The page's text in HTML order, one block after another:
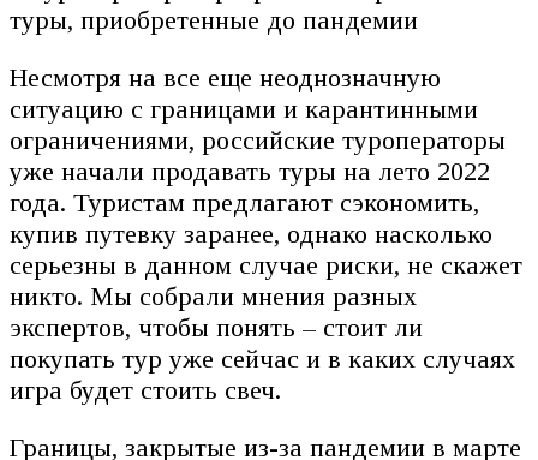
Несмотря на все еще неоднозначную
ситуацию с границами и карантинными
ограничениями, российские туроператоры
уже начали продавать туры на лето 2022
года. Туристам предлагают сэкономить,
купив путевку заранее, однако насколько
серьезны в данном случае риски, не скажет
никто. Мы собрали мнения разных
экспертов, чтобы понять – стоит ли
покупать тур уже сейчас и в каких случаях
игра будет стоить свеч.
Границы, закрытые из-за пандемии в марте